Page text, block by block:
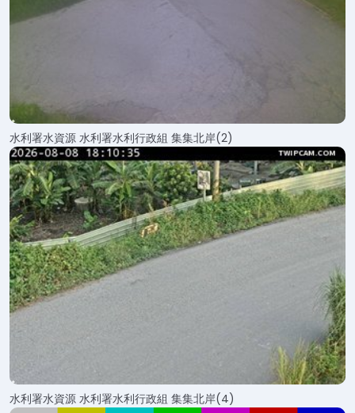
水利署水資源 水利署水利行政組 集集北岸(2)
水利署水資源 水利署水利行政組 集集北岸(4)